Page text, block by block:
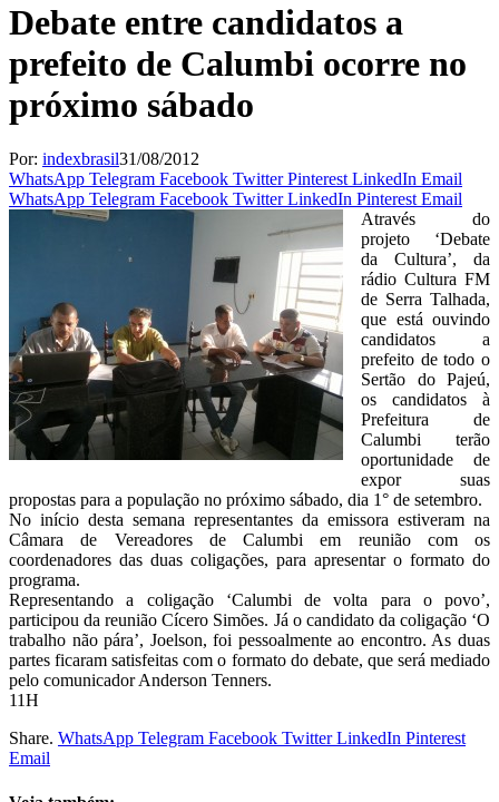
Debate entre candidatos a
prefeito de Calumbi ocorre no
próximo sábado
Por: indexbrasil31/08/2012
WhatsApp Telegram Facebook Twitter Pinterest LinkedIn Email
WhatsApp Telegram Facebook Twitter LinkedIn Pinterest Email
Através do
projeto ‘Debate
da Cultura’, da
rádio Cultura FM
de Serra Talhada,
que está ouvindo
candidatos a
prefeito de todo o
Sertão do Pajeú,
os candidatos à
Prefeitura de
Calumbi terão
oportunidade de
expor suas
propostas para a população no próximo sábado, dia 1° de setembro.
No início desta semana representantes da emissora estiveram na
Câmara de Vereadores de Calumbi em reunião com os
coordenadores das duas coligações, para apresentar o formato do
programa.
Representando a coligação ‘Calumbi de volta para o povo’,
participou da reunião Cícero Simões. Já o candidato da coligação ‘O
trabalho não pára’, Joelson, foi pessoalmente ao encontro. As duas
partes ficaram satisfeitas com o formato do debate, que será mediado
pelo comunicador Anderson Tenners.
11H
Share. WhatsApp Telegram Facebook Twitter LinkedIn Pinterest
Email